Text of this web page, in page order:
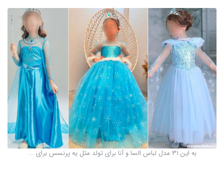
به این ۳۱ مدل لباس السا و آنا برای تولد مثل یه پرنسس برای ...